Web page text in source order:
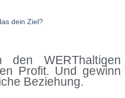
dein Ziel?
den WERThaltigen
Profit. Und gewinn
Beziehung.